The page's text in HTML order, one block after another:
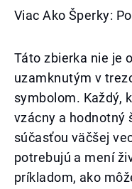
Viac Ako Šperky:
Táto zbierka nie je
uzamknutým v
symbolom. Každý,
vzácny a hodnotný
súčasťou väčšej
potrebujú a mení
príkladom, ako